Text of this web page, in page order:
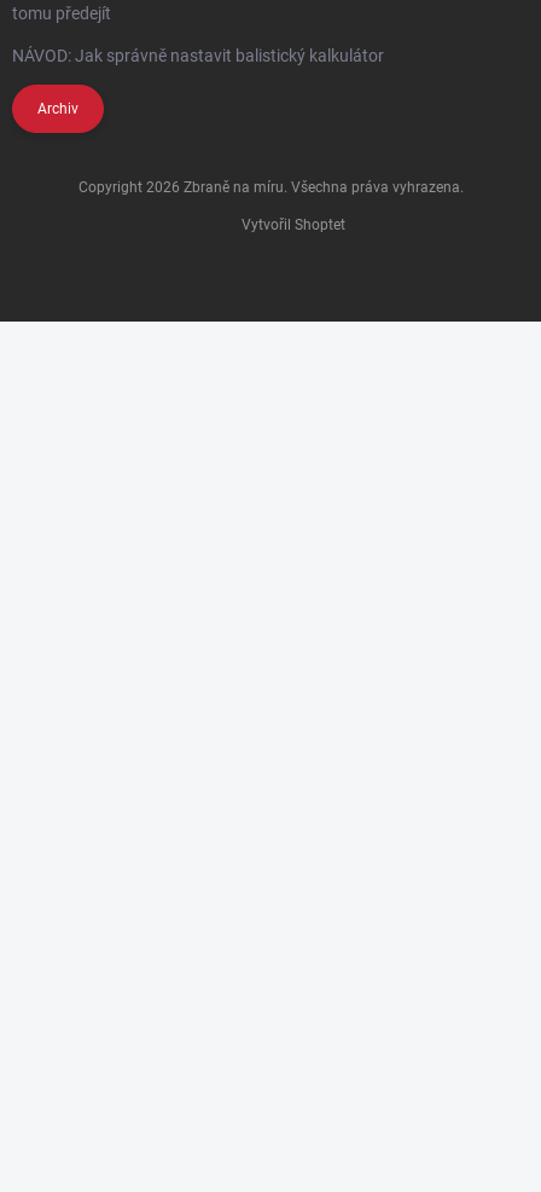
tomu předejít
NÁVOD: Jak správně nastavit balistický kalkulátor
Archiv
Vytvořil Shoptet
Copyright 2026 Zbraně na míru. Všechna práva vyhrazena.